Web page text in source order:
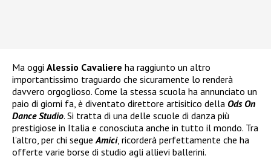
Ma oggi Alessio Cavaliere ha raggiunto un altro
importantissimo traguardo che sicuramente lo renderà
davvero orgoglioso. Come la stessa scuola ha annunciato un
paio di giorni fa, è diventato direttore artisitico della Ods On
Dance Studio. Si tratta di una delle scuole di danza più
prestigiose in Italia e conosciuta anche in tutto il mondo. Tra
l’altro, per chi segue Amici, ricorderà perfettamente che ha
offerte varie borse di studio agli allievi ballerini.